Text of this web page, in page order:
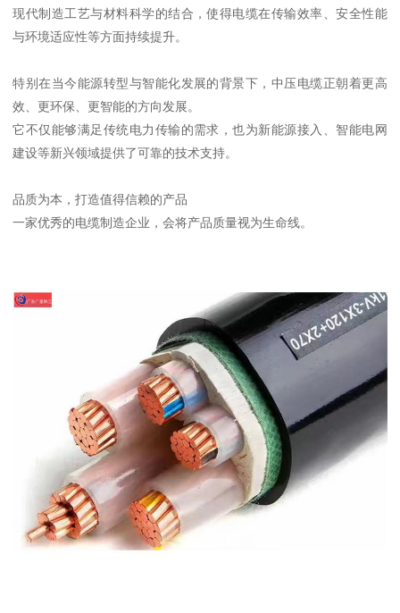
现代制造工艺与材料科学的结合，使得电缆在传输效率、安全性能
与环境适应性等方面持续提升。
特别在当今能源转型与智能化发展的背景下，中压电缆正朝着更高
效、更环保、更智能的方向发展。
它不仅能够满足传统电力传输的需求，也为新能源接入、智能电网
建设等新兴领域提供了可靠的技术支持。
品质为本，打造值得信赖的产品
一家优秀的电缆制造企业，会将产品质量视为生命线。